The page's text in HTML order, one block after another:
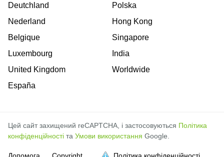
Deutchland
Nederland
Belgique
Luxembourg
United Kingdom
España
Polska
Hong Kong
Singapore
India
Worldwide
Цей сайт захищений reCAPTCHA, і застосовуються Політика
конфіденційності та Умови використання Google.